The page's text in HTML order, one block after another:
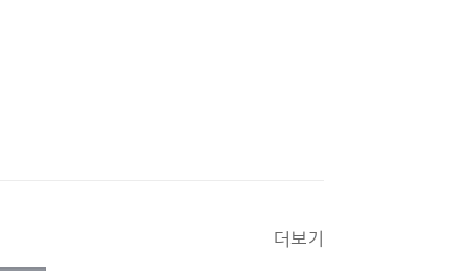
더보기